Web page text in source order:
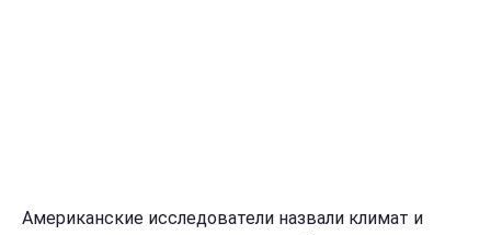
Американские исследователи назвали климат и